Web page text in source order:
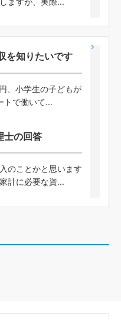
を知りたいです
、小学生の子どもが
トで働いて...
士の回答
のことかと思います
計に必要な資...